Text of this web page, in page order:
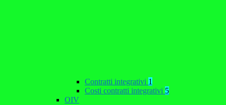
Contratti integrativi 1
Costi contratti integrativi 5
OIV